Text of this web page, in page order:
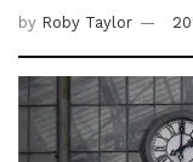
by Roby Taylor